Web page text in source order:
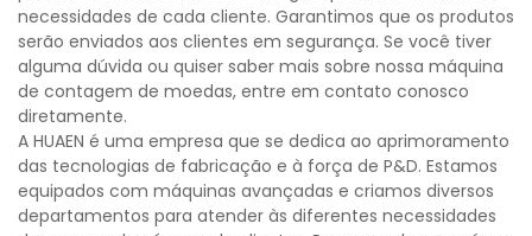
necessidades de cada cliente. Garantimos que os produtos
serão enviados aos clientes em segurança. Se você tiver
alguma dúvida ou quiser saber mais sobre nossa máquina
de contagem de moedas, entre em contato conosco
diretamente.
A HUAEN é uma empresa que se dedica ao aprimoramento
das tecnologias de fabricação e à força de P&D. Estamos
equipados com máquinas avançadas e criamos diversos
departamentos para atender às diferentes necessidades